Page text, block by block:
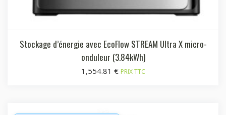
Stockage d’énergie avec EcoFlow STREAM Ultra X micro-
onduleur (3.84kWh)
1,554.81 € PRIX TTC